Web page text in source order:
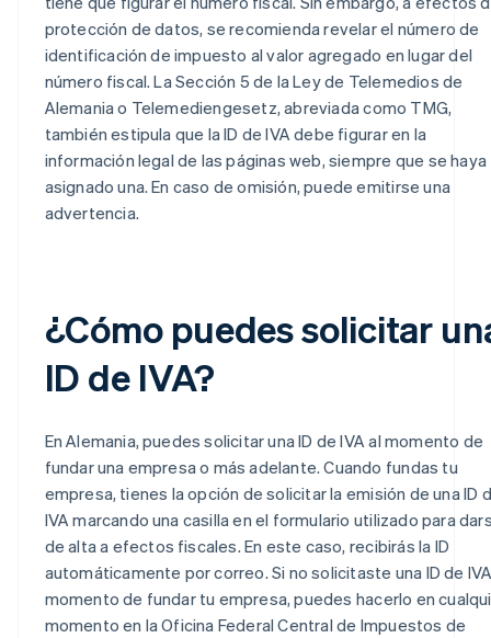
protección de datos, se recomienda revelar el número de
identificación de impuesto al valor agregado en lugar del
número fiscal. La Sección 5 de la Ley de Telemedios de
Alemania o Telemediengesetz, abreviada como TMG,
también estipula que la ID de IVA debe figurar en la
información legal de las páginas web, siempre que se haya
asignado una. En caso de omisión, puede emitirse una
advertencia.
¿Cómo puedes solicitar
ID de IVA?
En Alemania, puedes solicitar una ID de IVA al momento de
fundar una empresa o más adelante. Cuando fundas tu
empresa, tienes la opción de solicitar la emisión de una ID
IVA marcando una casilla en el formulario utilizado para
de alta a efectos fiscales. En este caso, recibirás la ID
automáticamente por correo. Si no solicitaste una ID de
momento de fundar tu empresa, puedes hacerlo en
momento en la Oficina Federal Central de Impuestos de